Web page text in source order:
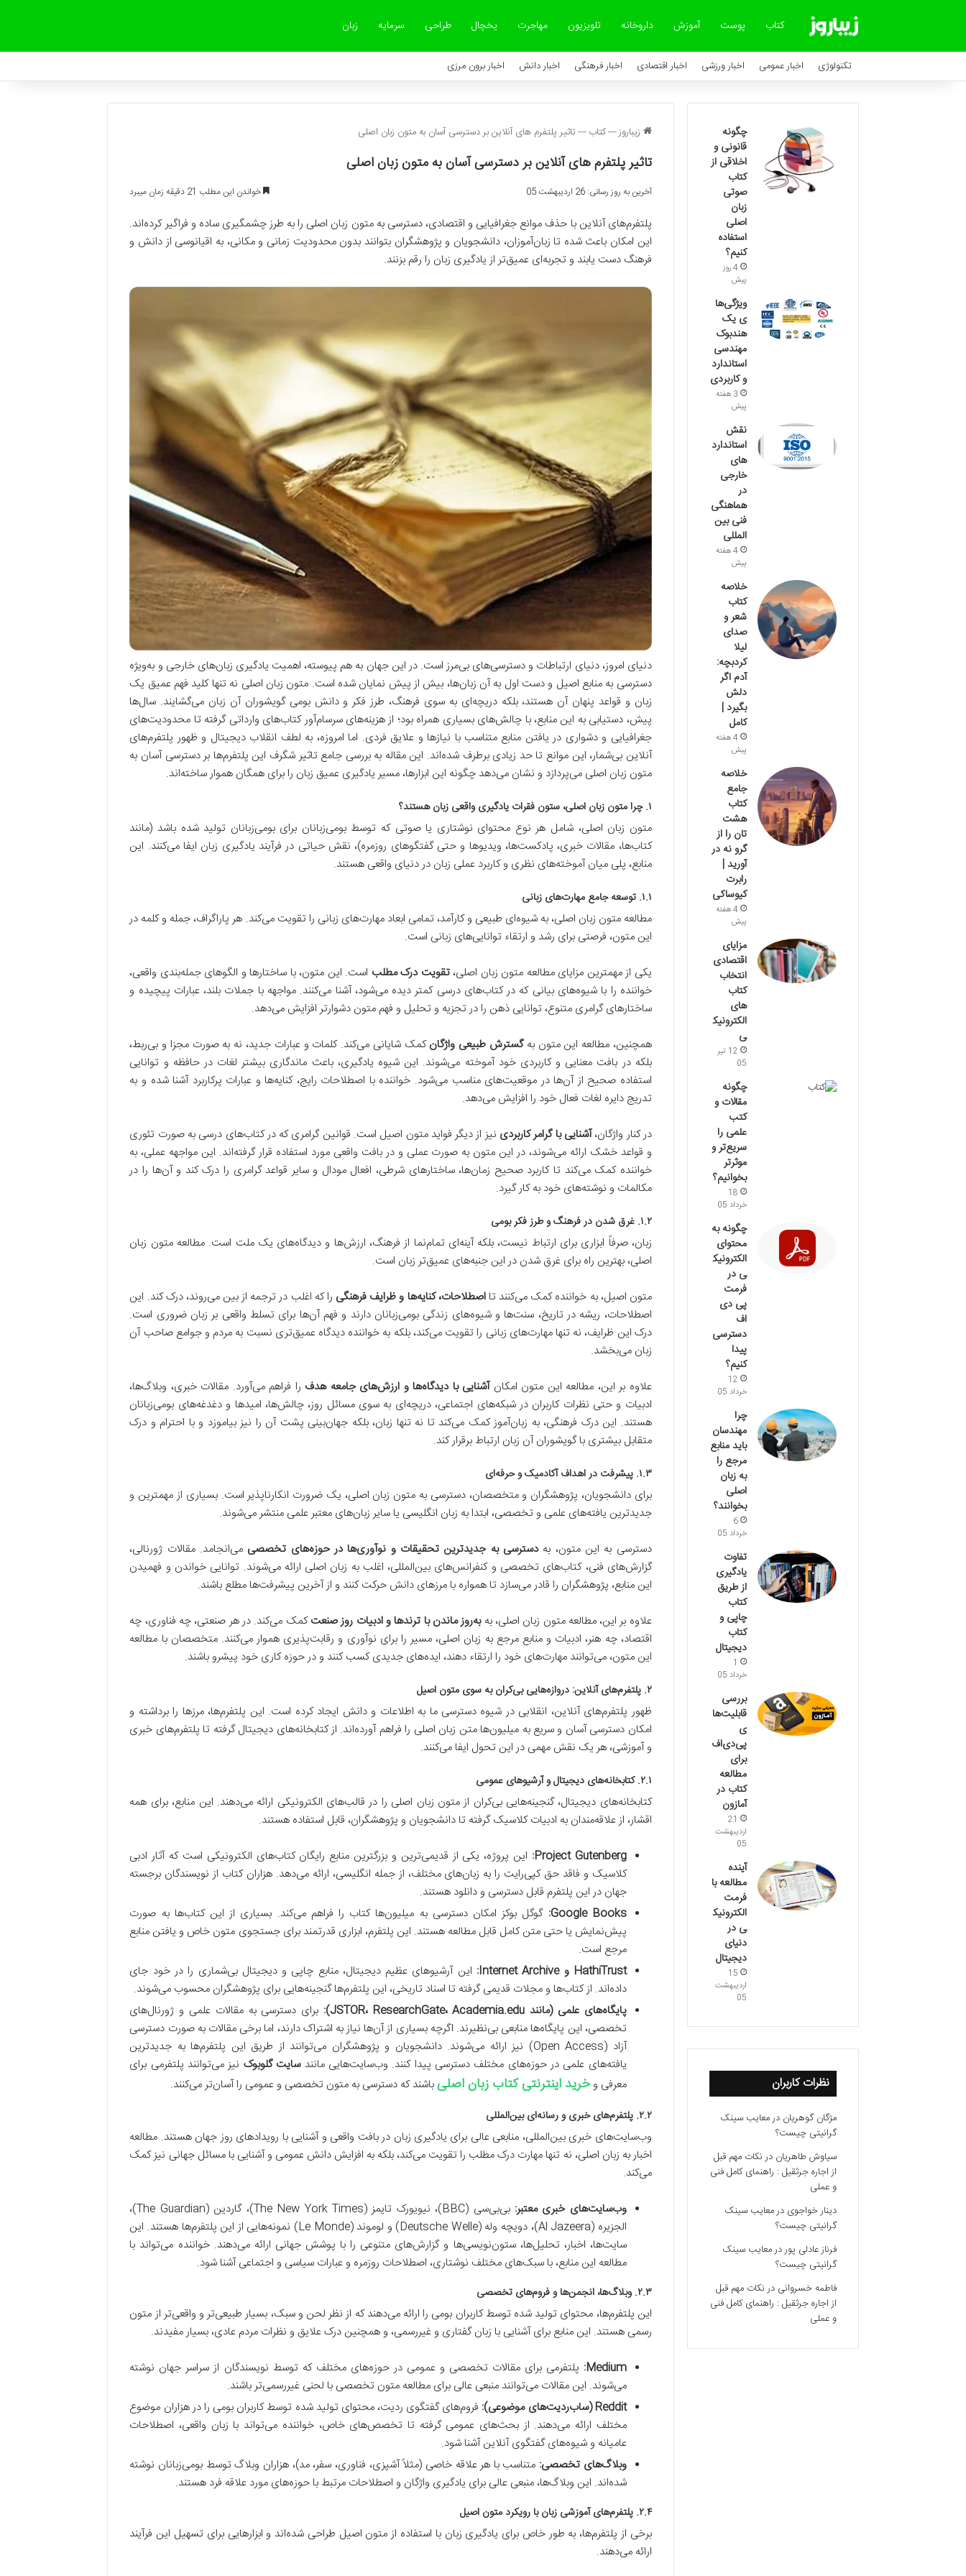
کتاب پوست آموزش داروخانه تلویزیون مهاجرت یخچال طراحی سرمایه زبان
تکنولوژی اخبار عمومی اخبار ورزشی اخبار اقتصادی اخبار فرهنگی اخبار دانش اخبار برون مرزی
زیباروز---کتاب---تاثیر پلتفرم های آنلاین بر دسترسی آسان به متون زبان اصلی
تاثیر پلتفرم های آنلاین بر دسترسی آسان به متون زبان اصلی
آخرین به روز رسانی: 26 اردیبهشت 05 خواندن این مطلب 21 دقیقه زمان میبرد
پلتفرم‌های آنلاین با حذف موانع جغرافیایی و اقتصادی، دسترسی به متون زبان اصلی را به طرز چشمگیری ساده و فراگیر کرده‌اند.
این امکان باعث شده تا زبان‌آموزان، دانشجویان و پژوهشگران بتوانند بدون محدودیت زمانی و مکانی، به اقیانوسی از دانش و
فرهنگ دست یابند و تجربه‌ای عمیق‌تر از یادگیری زبان را رقم بزنند.
دنیای امروز، دنیای ارتباطات و دسترسی‌های بی‌مرز است. در این جهان به هم پیوسته، اهمیت یادگیری زبان‌های خارجی و به‌ویژه
دسترسی به منابع اصیل و دست اول به آن زبان‌ها، بیش از پیش نمایان شده است. متون زبان اصلی نه تنها کلید فهم عمیق یک
زبان و قواعد پنهان آن هستند، بلکه دریچه‌ای به سوی فرهنگ، طرز فکر و دانش بومی گویشوران آن زبان می‌گشایند. سال‌ها
پیش، دستیابی به این منابع، با چالش‌های بسیاری همراه بود؛ از هزینه‌های سرسام‌آور کتاب‌های وارداتی گرفته تا محدودیت‌های
جغرافیایی و دشواری در یافتن منابع متناسب با نیازها و علایق فردی. اما امروزه، به لطف انقلاب دیجیتال و ظهور پلتفرم‌های
آنلاین بی‌شمار، این موانع تا حد زیادی برطرف شده‌اند. این مقاله به بررسی جامع تاثیر شگرف این پلتفرم‌ها بر دسترسی آسان به
متون زبان اصلی می‌پردازد و نشان می‌دهد چگونه این ابزارها، مسیر یادگیری عمیق زبان را برای همگان هموار ساخته‌اند.
۱. چرا متون زبان اصلی، ستون فقرات یادگیری واقعی زبان هستند؟
متون زبان اصلی، شامل هر نوع محتوای نوشتاری یا صوتی که توسط بومی‌زبانان برای بومی‌زبانان تولید شده باشد (مانند
کتاب‌ها، مقالات خبری، پادکست‌ها، ویدیوها و حتی گفتگوهای روزمره)، نقش حیاتی در فرآیند یادگیری زبان ایفا می‌کنند. این
منابع، پلی میان آموخته‌های نظری و کاربرد عملی زبان در دنیای واقعی هستند.
۱.۱. توسعه جامع مهارت‌های زبانی
مطالعه متون زبان اصلی، به شیوه‌ای طبیعی و کارآمد، تمامی ابعاد مهارت‌های زبانی را تقویت می‌کند. هر پاراگراف، جمله و کلمه در
این متون، فرصتی برای رشد و ارتقاء توانایی‌های زبانی است.
یکی از مهمترین مزایای مطالعه متون زبان اصلی،تقویت درک مطلب است. این متون، با ساختارها و الگوهای جمله‌بندی واقعی،
خواننده را با شیوه‌های بیانی که در کتاب‌های درسی کمتر دیده می‌شود، آشنا می‌کنند. مواجهه با جملات بلند، عبارات پیچیده و
ساختارهای گرامری متنوع، توانایی ذهن را در تجزیه و تحلیل و فهم متون دشوارتر افزایش می‌دهد.
همچنین، مطالعه این متون بهگسترش طبیعی واژگانکمک شایانی می‌کند. کلمات و عبارات جدید، نه به صورت مجزا و بی‌ربط،
بلکه در بافت معنایی و کاربردی خود آموخته می‌شوند. این شیوه یادگیری، باعث ماندگاری بیشتر لغات در حافظه و توانایی
استفاده صحیح از آن‌ها در موقعیت‌های مناسب می‌شود. خواننده با اصطلاحات رایج، کنایه‌ها و عبارات پرکاربرد آشنا شده و به
تدریج دایره لغات فعال خود را افزایش می‌دهد.
در کنار واژگان،آشنایی با گرامر کاربردی نیز از دیگر فواید متون اصیل است. قوانین گرامری که در کتاب‌های درسی به صورت تئوری
و قواعد خشک ارائه می‌شوند، در این متون به صورت عملی و در بافت واقعی مورد استفاده قرار گرفته‌اند. این مواجهه عملی، به
خواننده کمک می‌کند تا کاربرد صحیح زمان‌ها، ساختارهای شرطی، افعال مودال و سایر قواعد گرامری را درک کند و آن‌ها را در
مکالمات و نوشته‌های خود به کار گیرد.
۱.۲. غرق شدن در فرهنگ و طرز فکر بومی
زبان، صرفاً ابزاری برای ارتباط نیست، بلکه آینه‌ای تمام‌نما از فرهنگ، ارزش‌ها و دیدگاه‌های یک ملت است. مطالعه متون زبان
اصلی، بهترین راه برای غرق شدن در این جنبه‌های عمیق‌تر زبان است.
متون اصیل، به خواننده کمک می‌کنند تااصطلاحات، کنایه‌ها و ظرایف فرهنگی را که اغلب در ترجمه از بین می‌روند، درک کند. این
اصطلاحات، ریشه در تاریخ، سنت‌ها و شیوه‌های زندگی بومی‌زبانان دارند و فهم آن‌ها برای تسلط واقعی بر زبان ضروری است.
درک این ظرایف، نه تنها مهارت‌های زبانی را تقویت می‌کند، بلکه به خواننده دیدگاه عمیق‌تری نسبت به مردم و جوامع صاحب آن
زبان می‌بخشد.
علاوه بر این، مطالعه این متون امکانآشنایی با دیدگاه‌ها و ارزش‌های جامعه هدف را فراهم می‌آورد. مقالات خبری، وبلاگ‌ها،
ادبیات و حتی نظرات کاربران در شبکه‌های اجتماعی، دریچه‌ای به سوی مسائل روز، چالش‌ها، امیدها و دغدغه‌های بومی‌زبانان
هستند. این درک فرهنگی، به زبان‌آموز کمک می‌کند تا نه تنها زبان، بلکه جهان‌بینی پشت آن را نیز بیاموزد و با احترام و درک
متقابل بیشتری با گویشوران آن زبان ارتباط برقرار کند.
۱.۳. پیشرفت در اهداف آکادمیک و حرفه‌ای
برای دانشجویان، پژوهشگران و متخصصان، دسترسی به متون زبان اصلی، یک ضرورت انکارناپذیر است. بسیاری از مهمترین و
جدیدترین یافته‌های علمی و تخصصی، ابتدا به زبان انگلیسی یا سایر زبان‌های معتبر علمی منتشر می‌شوند.
دسترسی به این متون، بهدسترسی به جدیدترین تحقیقات و نوآوری‌ها در حوزه‌های تخصصی می‌انجامد. مقالات ژورنالی،
گزارش‌های فنی، کتاب‌های تخصصی و کنفرانس‌های بین‌المللی، اغلب به زبان اصلی ارائه می‌شوند. توانایی خواندن و فهمیدن
این منابع، پژوهشگران را قادر می‌سازد تا همواره با مرزهای دانش حرکت کنند و از آخرین پیشرفت‌ها مطلع باشند.
علاوه بر این، مطالعه متون زبان اصلی، بهبه‌روز ماندن با ترندها و ادبیات روز صنعتکمک می‌کند. در هر صنعتی، چه فناوری، چه
اقتصاد، چه هنر، ادبیات و منابع مرجع به زبان اصلی، مسیر را برای نوآوری و رقابت‌پذیری هموار می‌کنند. متخصصان با مطالعه
این متون، می‌توانند مهارت‌های خود را ارتقاء دهند، ایده‌های جدیدی کسب کنند و در حوزه کاری خود پیشرو باشند.
۲. پلتفرم‌های آنلاین: دروازه‌هایی بی‌کران به سوی متون اصیل
ظهور پلتفرم‌های آنلاین، انقلابی در شیوه دسترسی ما به اطلاعات و دانش ایجاد کرده است. این پلتفرم‌ها، مرزها را برداشته و
امکان دسترسی آسان و سریع به میلیون‌ها متن زبان اصلی را فراهم آورده‌اند. از کتابخانه‌های دیجیتال گرفته تا پلتفرم‌های خبری
و آموزشی، هر یک نقش مهمی در این تحول ایفا می‌کنند.
۲.۱. کتابخانه‌های دیجیتال و آرشیوهای عمومی
کتابخانه‌های دیجیتال، گنجینه‌هایی بی‌کران از متون زبان اصلی را در قالب‌های الکترونیکی ارائه می‌دهند. این منابع، برای همه
اقشار، از علاقه‌مندان به ادبیات کلاسیک گرفته تا دانشجویان و پژوهشگران، قابل استفاده هستند.
Project Gutenberg: این پروژه، یکی از قدیمی‌ترین و بزرگترین منابع رایگان کتاب‌های الکترونیکی است که آثار ادبی
کلاسیک و فاقد حق کپی‌رایت را به زبان‌های مختلف، از جمله انگلیسی، ارائه می‌دهد. هزاران کتاب از نویسندگان برجسته
جهان در این پلتفرم قابل دسترسی و دانلود هستند.
Google Books: گوگل بوکز امکان دسترسی به میلیون‌ها کتاب را فراهم می‌کند. بسیاری از این کتاب‌ها به صورت
پیش‌نمایش یا حتی متن کامل قابل مطالعه هستند. این پلتفرم، ابزاری قدرتمند برای جستجوی متون خاص و یافتن منابع
مرجع است.
HathiTrust و Internet Archive:
این آرشیوهای عظیم دیجیتال، منابع چاپی و دیجیتال بی‌شماری را در خود جای
داده‌اند. از کتاب‌ها و مجلات قدیمی گرفته تا اسناد تاریخی، این پلتفرم‌ها گنجینه‌هایی برای پژوهشگران محسوب می‌شوند.
پایگاه‌های علمی (مانند JSTOR، ResearchGate، Academia.edu):
برای دسترسی به مقالات علمی و ژورنال‌های
تخصصی، این پایگاه‌ها منابعی بی‌نظیرند. اگرچه بسیاری از آن‌ها نیاز به اشتراک دارند، اما برخی مقالات به صورت دسترسی
آزاد (Open Access) نیز ارائه می‌شوند. دانشجویان و پژوهشگران می‌توانند از طریق این پلتفرم‌ها به جدیدترین
یافته‌های علمی در حوزه‌های مختلف دسترسی پیدا کنند. وب‌سایت‌هایی مانندسایت گلوبوک نیز می‌توانند پلتفرمی برای
معرفی وخرید اینترنتی کتاب زبان اصلیباشند که دسترسی به متون تخصصی و عمومی را آسان‌تر می‌کنند.
۲.۲. پلتفرم‌های خبری و رسانه‌ای بین‌المللی
وب‌سایت‌های خبری بین‌المللی، منابعی عالی برای یادگیری زبان در بافت واقعی و آشنایی با رویدادهای روز جهان هستند. مطالعه
اخبار به زبان اصلی، نه تنها مهارت درک مطلب را تقویت می‌کند، بلکه به افزایش دانش عمومی و آشنایی با مسائل جهانی نیز کمک
می‌کند.
وب‌سایت‌های خبری معتبر:
بی‌بی‌سی (BBC)، نیویورک تایمز (The New York Times)، گاردین (The Guardian)،
الجزیره (Al Jazeera)، دویچه وله (Deutsche Welle) و لوموند (Le Monde) نمونه‌هایی از این پلتفرم‌ها هستند. این
سایت‌ها، اخبار، تحلیل‌ها، ستون‌نویسی‌ها و گزارش‌های متنوعی را با پوشش جهانی ارائه می‌دهند. خواننده می‌تواند با
مطالعه این منابع، با سبک‌های مختلف نوشتاری، اصطلاحات روزمره و عبارات سیاسی و اجتماعی آشنا شود.
۲.۳. وبلاگ‌ها، انجمن‌ها و فروم‌های تخصصی
این پلتفرم‌ها، محتوای تولید شده توسط کاربران بومی را ارائه می‌دهند که از نظر لحن و سبک، بسیار طبیعی‌تر و واقعی‌تر از متون
رسمی هستند. این منابع برای آشنایی با زبان گفتاری و غیررسمی، و همچنین درک علایق و نظرات مردم عادی، بسیار مفیدند.
Medium: پلتفرمی برای مقالات تخصصی و عمومی در حوزه‌های مختلف که توسط نویسندگان از سراسر جهان نوشته
می‌شوند. این مقالات می‌توانند منبعی عالی برای مطالعه متون تخصصی با لحنی غیررسمی‌تر باشند.
Reddit (ساب‌ردیت‌های موضوعی):
فروم‌های گفتگوی ردیت، محتوای تولید شده توسط کاربران بومی را در هزاران موضوع
مختلف ارائه می‌دهند. از بحث‌های عمومی گرفته تا تخصص‌های خاص، خواننده می‌تواند با زبان واقعی، اصطلاحات
عامیانه و شیوه‌های گفتگوی آنلاین آشنا شود.
وبلاگ‌های تخصصی: متناسب با هر علاقه خاصی (مثلاً آشپزی، فناوری، سفر، مد)، هزاران وبلاگ توسط بومی‌زبانان نوشته
شده‌اند. این وبلاگ‌ها، منبعی عالی برای یادگیری واژگان و اصطلاحات مرتبط با حوزه‌های مورد علاقه فرد هستند.
۲.۴. پلتفرم‌های آموزشی زبان با رویکرد متون اصیل
برخی از پلتفرم‌ها، به طور خاص برای یادگیری زبان با استفاده از متون اصیل طراحی شده‌اند و ابزارهایی برای تسهیل این فرآیند
ارائه می‌دهند.
چگونه
قانونی و
اخلاقی از
کتاب
صوتی
زبان
اصلی
استفاده
کنیم؟
4 روز
پیش
ویژگی‌ها
ی یک
هندبوک
مهندسی
استاندارد
و کاربردی
3 هفته
پیش
نقش
استاندارد
های
خارجی
در
هماهنگی
فنی بین
المللی
4 هفته
پیش
خلاصه
کتاب
شعر و
صدای
لیلا
کردبچه:
آدم اگر
دلش
بگیرد |
کامل
4 هفته
پیش
خلاصه
جامع
کتاب
هشت
تان را از
گرو نه در
آورید |
رابرت
کیوساکی
4 هفته
پیش
مزایای
اقتصادی
انتخاب
کتاب
های
الکترونیک
ی
12 تیر
05
چگونه
مقالات و
کتب
علمی را
سریع‌تر و
موثرتر
بخوانیم؟
18
خرداد 05
چگونه به
محتوای
الکترونیک
ی در
فرمت
پی دی
اف
دسترسی
پیدا
کنیم؟
12
خرداد 05
چرا
مهندسان
باید منابع
مرجع را
به زبان
اصلی
بخوانند؟
6
خرداد 05
تفاوت
یادگیری
از طریق
کتاب
چاپی و
کتاب
دیجیتال
1
خرداد 05
بررسی
قابلیت‌ها
ی
پی‌دی‌اف
برای
مطالعه
کتاب در
آمازون
21
اردیبهشت
05
آینده
مطالعه با
فرمت
الکترونیک
ی در
دنیای
دیجیتال
15
اردیبهشت
05
نظرات کاربران
مژگان گوهریان درمعایب سینک
گرانیتی چیست؟
سیاوش طاهریان درنکات مهم قبل
از اجاره جرثقیل : راهنمای کامل فنی
و عملی
دینار خواجوی درمعایب سینک
گرانیتی چیست؟
فرناز عادلی پوردرمعایب سینک
گرانیتی چیست؟
فاطمه خسروانی درنکات مهم قبل
از اجاره جرثقیل : راهنمای کامل فنی
و عملی